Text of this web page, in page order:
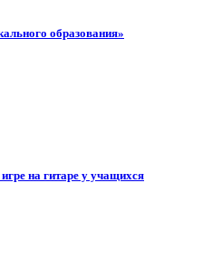
образования»
на гитаре у учащихся